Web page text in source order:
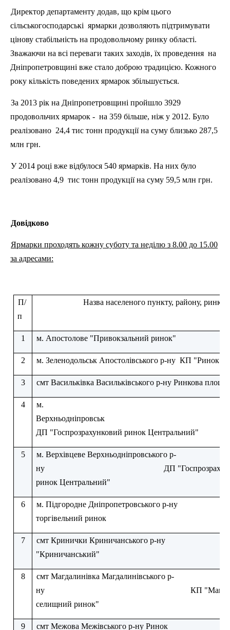
Директор департаменту додав, що крім цього
сільськогосподарські ярмарки дозволяють підтримувати
цінову стабільність на продовольчому ринку області.
Зважаючи на всі переваги таких заходів, їх проведення на
Дніпропетровщині вже стало доброю традицією. Кожного
року кількість поведених ярмарок збільшується.
За 2013 рік на Дніпропетровщині пройшло 3929
продовольчих ярмарок - на 359 більше, ніж у 2012. Було
реалізовано 24,4 тис тонн продукції на суму близько 287,5
млн грн.
У 2014 році вже відбулося 540 ярмарків. На них було
реалізовано 4,9 тис тонн продукції на суму 59,5 млн грн.
Довідково
Ярмарки проходять кожну суботу та неділю з 8.00 до 15.00
за адресами:
П/
п
Назва населеного пункту, району, ринку
1 м. Апостолове "Привокзальний ринок"
2 м. Зеленодольськ Апостолівського р-ну КП "Ринок"
3 смт Васильківка Васильківського р-ну Ринкова площа
4
м.
Верхньодніпровськ
ДП "Госпрозрахунковий ринок Центральний"
5
м. Верхівцеве Верхньодніпровського р-
ну
ДП
ринок Центральний"
6 м. Підгородне Дніпропетровського р-ну
торгівельний ринок
7
смт Кринички Криничанського р-ну
"Криничанський"
8
смт Магдалинівка Магдалинівського р-
ну
КП
селищний ринок"
9 смт Межова Межівського р-ну Ринок